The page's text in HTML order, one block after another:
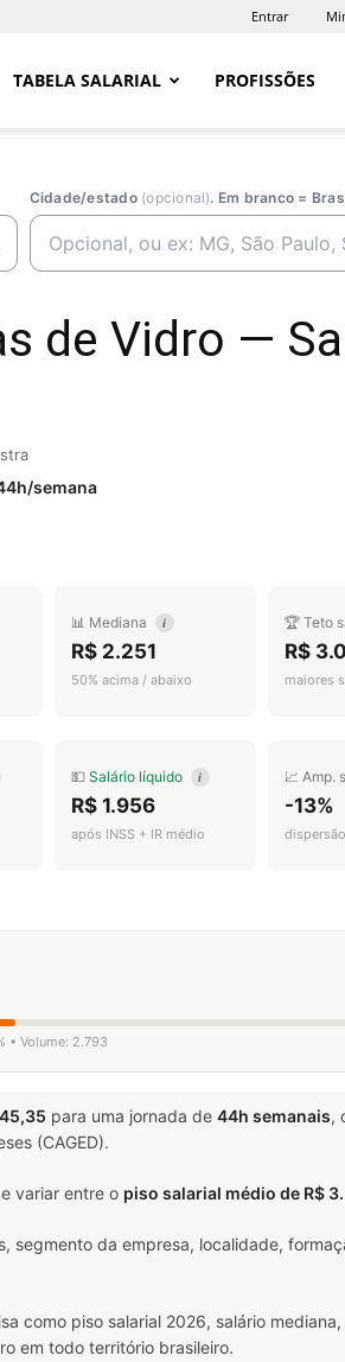
Entrar
TABELA SALARIAL PROFISSÕES
Cidade/estado (opcional). Em branco =
de Vidro —
semana
📊 Mediana i
R$ 2.251
50% acima / abaixo
🏆 Teto
R$
maiores
💵 Salário líquido i
R$ 1.956
após INSS + IR médio
📈 Amp.
-13%
• Volume: 2.793
para uma jornada de 44h semanais,
(CAGED).
variar entre o piso salarial médio de R$
segmento da empresa, localidade,
como piso salarial 2026, salário
em todo território brasileiro.